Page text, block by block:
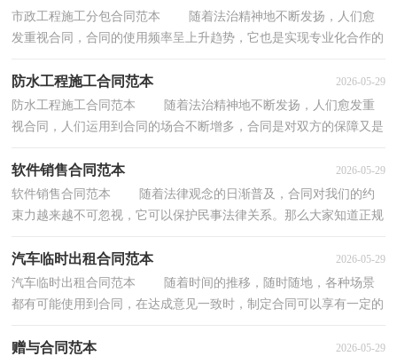
市政工程施工分包合同范本 随着法治精神地不断发扬，人们愈
发重视合同，合同的使用频率呈上升趋势，它也是实现专业化合作的
防水工程施工合同范本 2026-05-29
防水工程施工合同范本 随着法治精神地不断发扬，人们愈发重
视合同，人们运用到合同的场合不断增多，合同是对双方的保障又是
软件销售合同范本 2026-05-29
软件销售合同范本 随着法律观念的日渐普及，合同对我们的约
束力越来越不可忽视，它可以保护民事法律关系。那么大家知道正规
汽车临时出租合同范本 2026-05-29
汽车临时出租合同范本 随着时间的推移，随时随地，各种场景
都有可能使用到合同，在达成意见一致时，制定合同可以享有一定的
赠与合同范本 2026-05-29